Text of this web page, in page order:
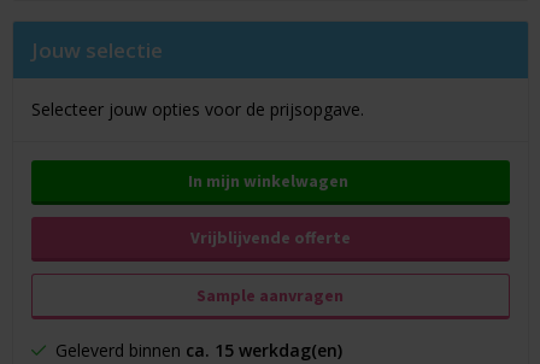
Jouw selectie
Selecteer jouw opties voor de prijsopgave.
In mijn winkelwagen
Vrijblijvende offerte
Sample aanvragen
Geleverd binnen ca. 15 werkdag(en)